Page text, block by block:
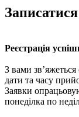
Записатися
Реєстрація
З вами
дати та часу
Заявки
понеділка по